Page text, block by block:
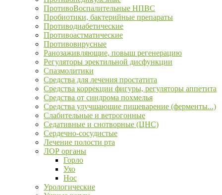
ПротивоВоспалительные НПВС
Пробиотики, бактерийные препараты
Противодиабетические
Противоастматические
Противовирусные
Ранозаживляющие, повыш регенерацию
Регуляторы эректильной дисфункции
Спазмолитики
Средства для лечения простатита
Средства коррекции фигуры, регуляторы аппетита
Средства от синдрома похмелья
Средства улучшающие пищеварение (ферменты...)
Слабительные и ветрогонные
Седативные и снотворные (ЦНС)
Сердечно-сосудистые
Лечение полости рта
ЛОР органы
Горло
Ухо
Нос
Урологические